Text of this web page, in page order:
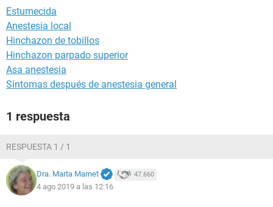
Estumecida
Anestesia local
Hinchazon de tobillos
Hinchazon parpado superior
Asa anestesia
Síntomas después de anestesia general
1 respuesta
RESPUESTA 1 / 1
Dra. Marta Marnet 47.660
4 ago 2019 a las 12:16